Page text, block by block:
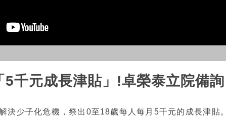
5千元成長津貼」!卓榮泰立院備詢
決少子化危機，祭出0至18歲每人每月5千元的成長津貼